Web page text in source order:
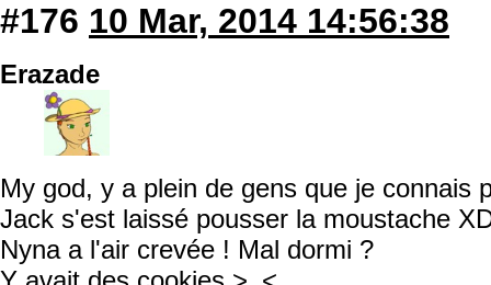
#176 10 Mar, 2014 14:56:38
Erazade
My god, y a plein de gens que je connais
Jack s'est laissé pousser la moustache
Nyna a l'air crevée ! Mal dormi ?